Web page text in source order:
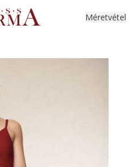
Méretvétel